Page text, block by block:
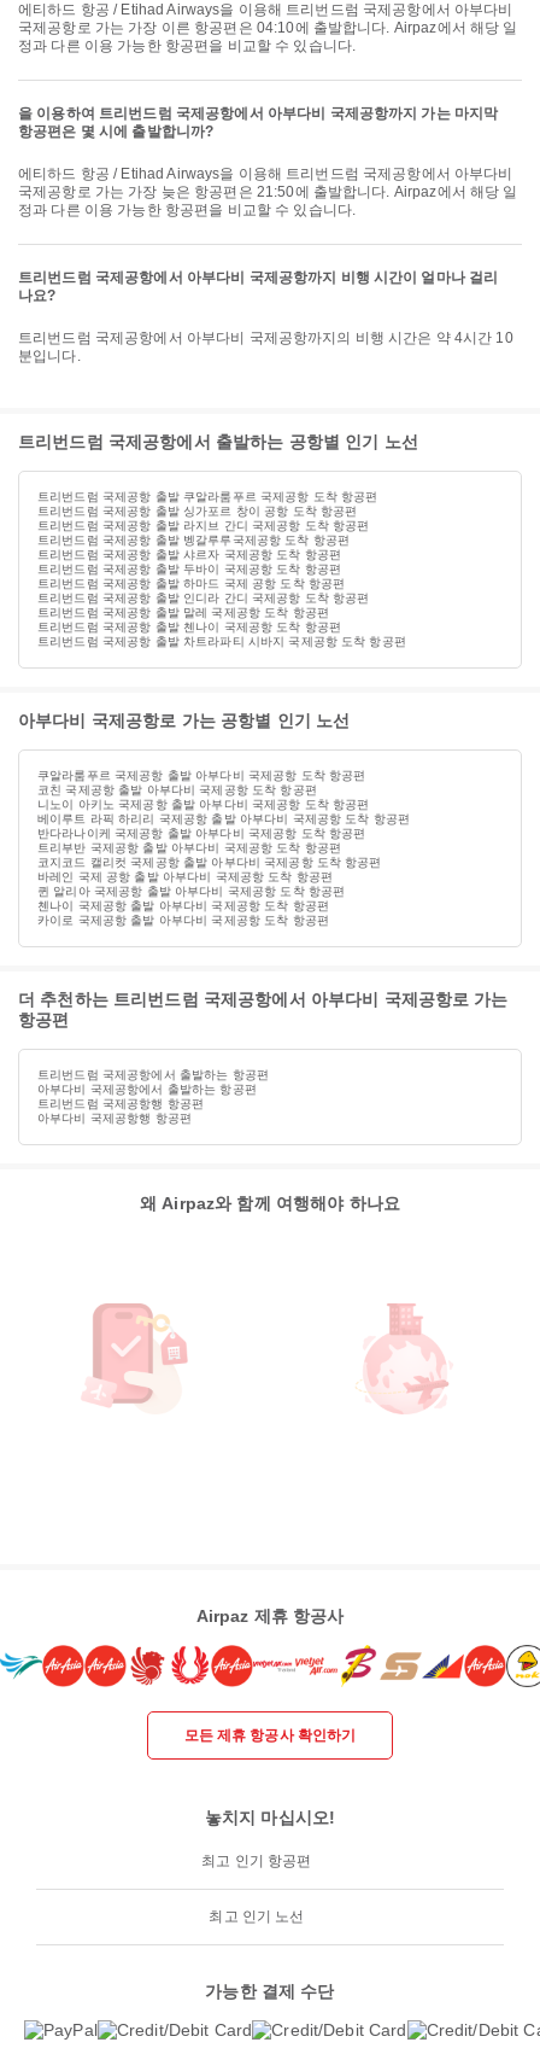
에티하드 항공 / Etihad Airways을 이용해 트리번드럼 국제공항에서 아부다비
국제공항로 가는 가장 이른 항공편은 04:10에 출발합니다. Airpaz에서 해당 일
정과 다른 이용 가능한 항공편을 비교할 수 있습니다.
을 이용하여 트리번드럼 국제공항에서 아부다비 국제공항까지 가는 마지막
항공편은 몇 시에 출발합니까?
에티하드 항공 / Etihad Airways을 이용해 트리번드럼 국제공항에서 아부다비
국제공항로 가는 가장 늦은 항공편은 21:50에 출발합니다. Airpaz에서 해당 일
정과 다른 이용 가능한 항공편을 비교할 수 있습니다.
트리번드럼 국제공항에서 아부다비 국제공항까지 비행 시간이 얼마나 걸리
나요?
트리번드럼 국제공항에서 아부다비 국제공항까지의 비행 시간은 약 4시간 10
분입니다.
트리번드럼 국제공항에서 출발하는 공항별 인기 노선
트리번드럼 국제공항 출발 쿠알라룸푸르 국제공항 도착 항공편
트리번드럼 국제공항 출발 싱가포르 창이 공항 도착 항공편
트리번드럼 국제공항 출발 라지브 간디 국제공항 도착 항공편
트리번드럼 국제공항 출발 벵갈루루국제공항 도착 항공편
트리번드럼 국제공항 출발 샤르자 국제공항 도착 항공편
트리번드럼 국제공항 출발 두바이 국제공항 도착 항공편
트리번드럼 국제공항 출발 하마드 국제 공항 도착 항공편
트리번드럼 국제공항 출발 인디라 간디 국제공항 도착 항공편
트리번드럼 국제공항 출발 말레 국제공항 도착 항공편
트리번드럼 국제공항 출발 첸나이 국제공항 도착 항공편
트리번드럼 국제공항 출발 차트라파티 시바지 국제공항 도착 항공편
아부다비 국제공항로 가는 공항별 인기 노선
쿠알라룸푸르 국제공항 출발 아부다비 국제공항 도착 항공편
코친 국제공항 출발 아부다비 국제공항 도착 항공편
니노이 아키노 국제공항 출발 아부다비 국제공항 도착 항공편
베이루트 라픽 하리리 국제공항 출발 아부다비 국제공항 도착 항공편
반다라나이케 국제공항 출발 아부다비 국제공항 도착 항공편
트리부반 국제공항 출발 아부다비 국제공항 도착 항공편
코지코드 캘리컷 국제공항 출발 아부다비 국제공항 도착 항공편
바레인 국제 공항 출발 아부다비 국제공항 도착 항공편
퀸 알리아 국제공항 출발 아부다비 국제공항 도착 항공편
첸나이 국제공항 출발 아부다비 국제공항 도착 항공편
카이로 국제공항 출발 아부다비 국제공항 도착 항공편
더 추천하는 트리번드럼 국제공항에서 아부다비 국제공항로 가는
항공편
트리번드럼 국제공항에서 출발하는 항공편
아부다비 국제공항에서 출발하는 항공편
트리번드럼 국제공항행 항공편
아부다비 국제공항행 항공편
왜 Airpaz와 함께 여행해야 하나요
Airpaz 제휴 항공사
모든 제휴 항공사 확인하기
놓치지 마십시오!
최고 인기 항공편
최고 인기 노선
가능한 결제 수단